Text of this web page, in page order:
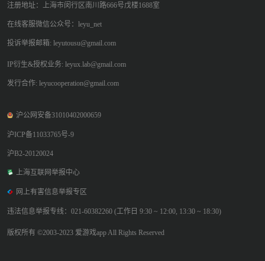
注册地址：上海市闵行区南川路666号戊楼1688室
在线客服微信公众号：leyu_net
投诉举报邮箱: leyutousu@gmail.com
IP衍生&授权业务: leyux.lab@gmail.com
发行合作: leyucooperation@gmail.com
沪公网安备31010402000659
沪ICP备11033765号-9
沪B2-20120024
上海互联网举报中心
网上有害信息举报专区
违法信息举报专线：021-60382260 (工作日 9:30 ~ 12:00, 13:30 ~ 18:30)
版权所有 ©2003-2023 爱游戏app All Rights Reserved